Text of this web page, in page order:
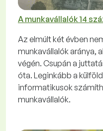
A munkavállalók 14
Az elmúlt két évben
munkavállalók aránya,
végén. Csupán a
óta. Leginkább a
informatikusok
munkavállalók.